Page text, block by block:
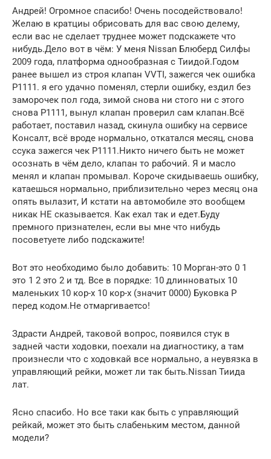
Андрей! Огромное спасибо! Очень посодействовало!
Желаю в кратциы обрисовать для вас свою делему,
если вас не сделает труднее может подскажете что
нибудь.Дело вот в чём: У меня Nissan Блюберд Силфы
2009 года, платформа однообразная с Тиидой.Годом
ранее вышел из строя клапан VVTI, зажегся чек ошибка
P1111. я его удачно поменял, стерли ошибку, ездил без
заморочек пол года, зимой снова ни стого ни с этого
снова P1111, вынул клапан проверил сам клапан.Всё
работает, поставил назад, скинула ошибку на сервисе
Консалт, всё вроде нормально, откатался месяц, снова
ссука зажегся чек P1111.Никто ничего быть не может
осознать в чём дело, клапан то рабочий. Я и масло
менял и клапан промывал. Короче скидываешь ошибку,
катаешься нормально, приблизительно через месяц она
опять вылазит, И кстати на автомобиле это вообщем
никак НЕ сказывается. Как ехал так и едет.Буду
премного признателен, если вы мне что нибудь
посоветуете либо подскажите!
Вот это необходимо было добавить: 10 Морган-это 0 1
это 1 2 это 2 и тд. Все в порядке: 10 длинноватых 10
маленьких 10 кор-х 10 кор-х (значит 0000) Буковка P
перед кодом.Не отмаргиваетсо!
Здрасти Андрей, таковой вопрос, появился стук в
задней части ходовки, поехали на диагностику, а там
произнесли что с ходовкай все нормально, а неувязка в
управляющий рейки, может ли так быть.Nissan Тиида
лат.
Ясно спасибо. Но все таки как быть с управляющий
рейкай, может это быть слабеньким местом, данной
модели?